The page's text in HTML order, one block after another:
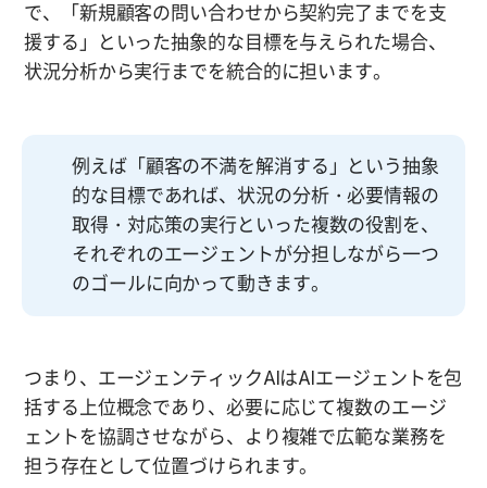
で、「新規顧客の問い合わせから契約完了までを支
援する」といった抽象的な目標を与えられた場合、
状況分析から実行までを統合的に担います。
例えば「顧客の不満を解消する」という抽象
的な目標であれば、状況の分析・必要情報の
取得・対応策の実行といった複数の役割を、
それぞれのエージェントが分担しながら一つ
のゴールに向かって動きます。
つまり、エージェンティックAIはAIエージェントを包
括する上位概念であり、必要に応じて複数のエージ
ェントを協調させながら、より複雑で広範な業務を
担う存在として位置づけられます。